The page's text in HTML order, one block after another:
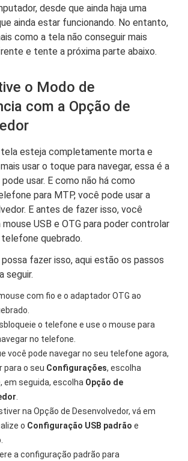
desde que ainda haja uma
ainda estar funcionando. No entanto,
como a tela não conseguir mais
e tente a próxima parte abaixo.
o Modo de
com a Opção de
tela esteja completamente morta e
usar o toque para navegar, essa é a
usar. E como não há como
para MTP, você pode usar a
E antes de fazer isso, você
USB e OTG para poder controlar
quebrado.
fazer isso, aqui estão os passos
seguir.
com fio e o adaptador OTG ao
o telefone e use o mouse para
no telefone.
você pode navegar no seu telefone agora,
para o seu Configurações, escolha
em seguida, escolha Opção de
na Opção de Desenvolvedor, vá em
o Configuração USB padrãoe
a configuração padrão para